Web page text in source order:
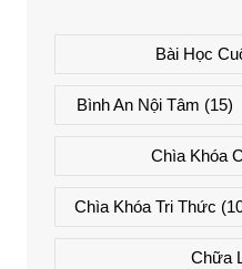
Bài Học
Bình An Nội Tâm (15)
Chìa Khóa
Chìa Khóa Tri Thức
Chữa